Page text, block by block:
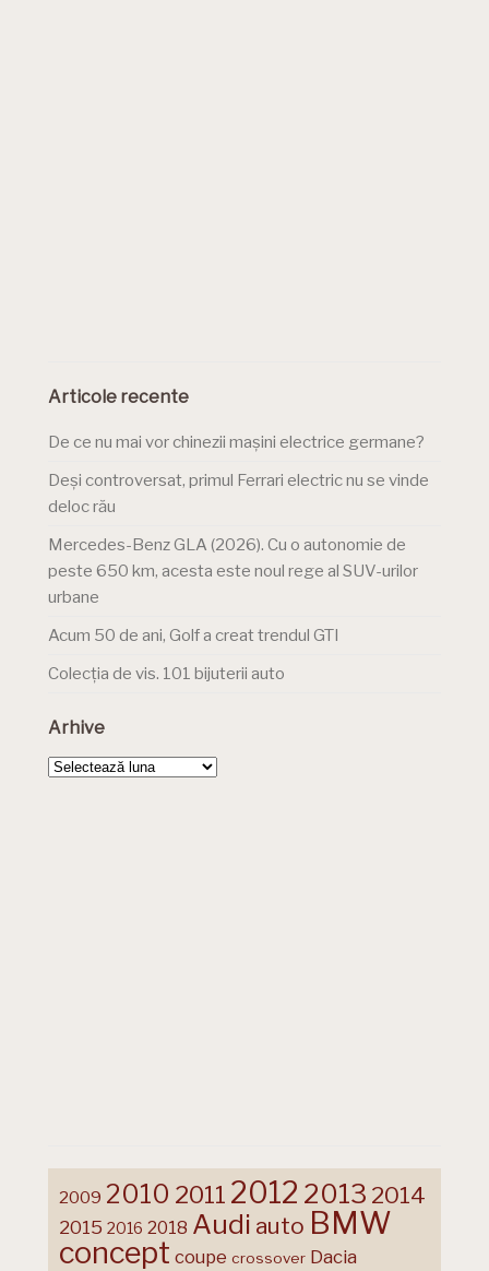
Articole recente
De ce nu mai vor chinezii mașini electrice germane?
Deși controversat, primul Ferrari electric nu se vinde
deloc rău
Mercedes-Benz GLA (2026). Cu o autonomie de
peste 650 km, acesta este noul rege al SUV-urilor
urbane
Acum 50 de ani, Golf a creat trendul GTI
Colecția de vis. 101 bijuterii auto
Arhive
Arhive
2009 2010 2011 2012 2013 2014
2015 2016 2018 Audi auto BMW
concept coupe crossover Dacia